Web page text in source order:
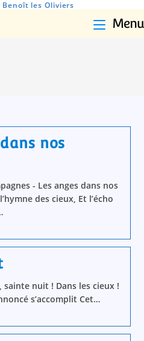
Benoît les Oliviers
Menu
nos
- Les anges dans nos
des cieux, Et l’écho
nuit ! Dans les cieux !
s’accomplit Cet…